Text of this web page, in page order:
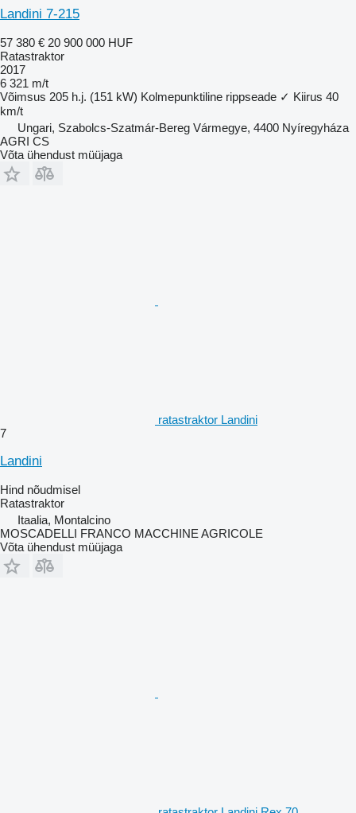
Landini 7-215
57 380 € 20 900 000 HUF
Ratastraktor
2017
6 321 m/t
Võimsus 205 h.j. (151 kW) Kolmepunktiline rippseade ✓ Kiirus 40
km/t
Ungari, Szabolcs-Szatmár-Bereg Vármegye, 4400 Nyíregyháza
AGRI CS
Võta ühendust müüjaga
ratastraktor Landini
7
Landini
Hind nõudmisel
Ratastraktor
Itaalia, Montalcino
MOSCADELLI FRANCO MACCHINE AGRICOLE
Võta ühendust müüjaga